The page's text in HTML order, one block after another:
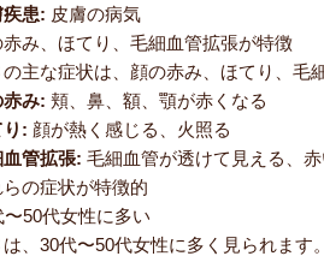
疾患: 皮膚の病気
赤み、ほてり、毛細血管拡張が特徴
主な症状は、顔の赤み、ほてり、毛
赤み: 頬、鼻、額、顎が赤くなる
り: 顔が熱く感じる、火照る
管拡張: 毛細血管が透けて見える、
らの症状が特徴的
〜50代女性に多い
、30代〜50代女性に多く見られます